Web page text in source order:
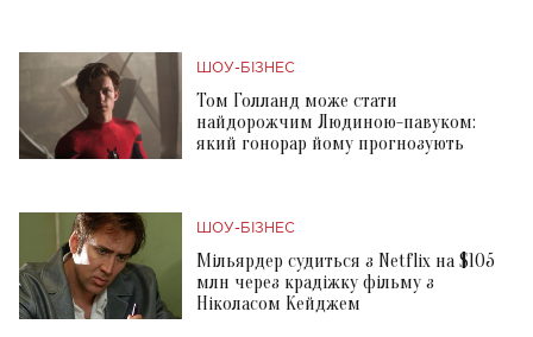
ШОУ-БІЗНЕС
Том Голланд може стати
найдорожчим Людиною-павуком:
який гонорар йому прогнозують
ШОУ-БІЗНЕС
Мільярдер судиться з Netflix на $105
млн через крадіжку фільму з
Ніколасом Кейджем